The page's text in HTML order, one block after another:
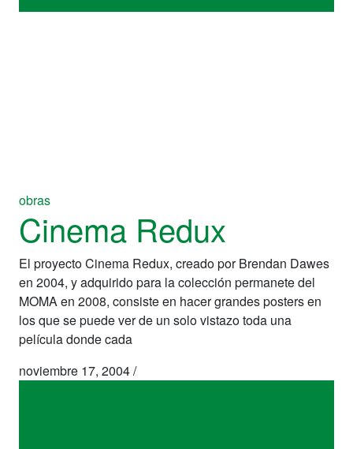
obras
Cinema Redux
El proyecto Cinema Redux, creado por Brendan Dawes
en 2004, y adquirido para la colección permanete del
MOMA en 2008, consiste en hacer grandes posters en
los que se puede ver de un solo vistazo toda una
película donde cada
noviembre 17, 2004/